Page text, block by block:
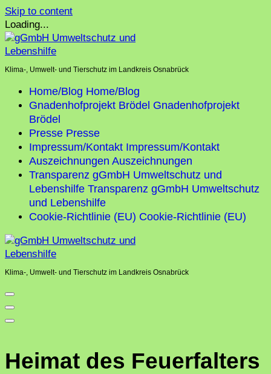
Skip to content
Loading...
Klima-, Umwelt- und Tierschutz im Landkreis Osnabrück
Home/Blog Home/Blog
Gnadenhofprojekt Brödel Gnadenhofprojekt
Brödel
Presse Presse
Impressum/Kontakt Impressum/Kontakt
Auszeichnungen Auszeichnungen
Transparenz gGmbH Umweltschutz und
Lebenshilfe Transparenz gGmbH Umweltschutz
und Lebenshilfe
Cookie-Richtlinie (EU) Cookie-Richtlinie (EU)
Klima-, Umwelt- und Tierschutz im Landkreis Osnabrück
Heimat des Feuerfalters